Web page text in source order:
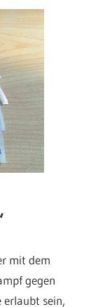
mit dem
gegen
erlaubt sein,